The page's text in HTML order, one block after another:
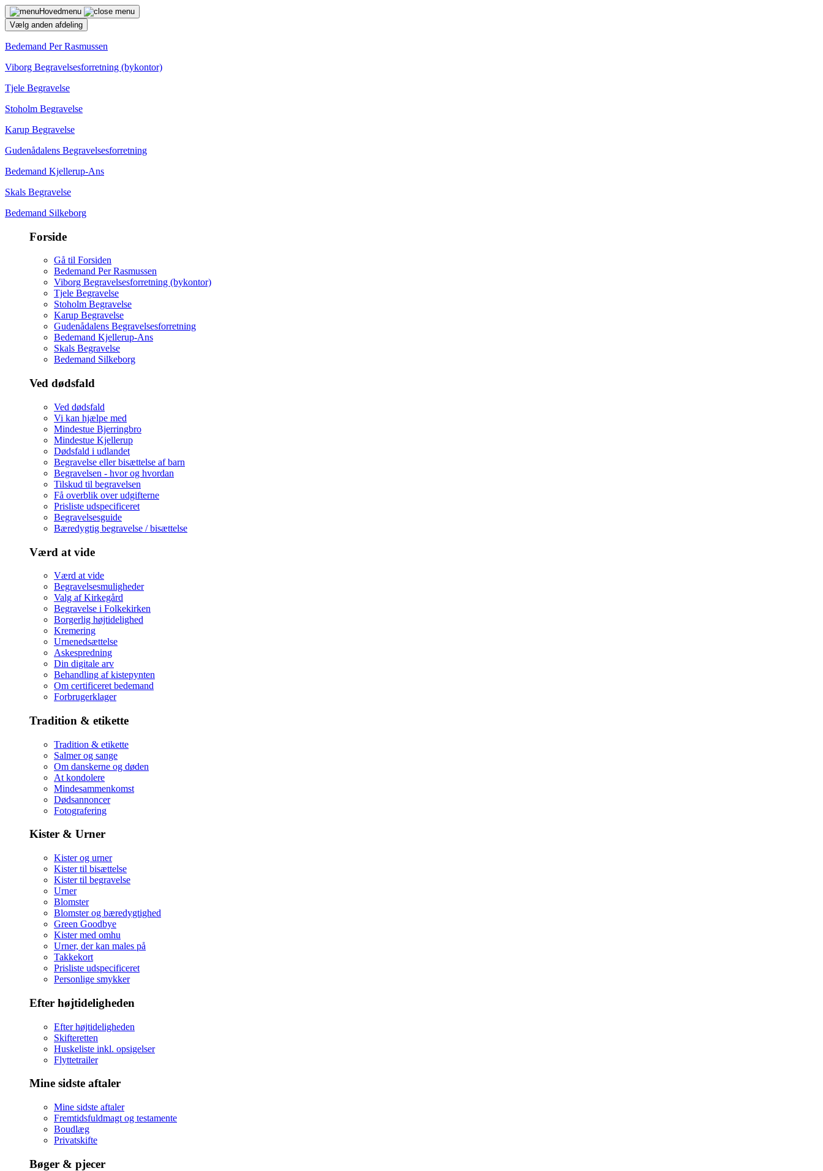
Hovedmenu
Vælg anden afdeling
Bedemand Per Rasmussen
Viborg Begravelsesforretning (bykontor)
Tjele Begravelse
Stoholm Begravelse
Karup Begravelse
Gudenådalens Begravelsesforretning
Bedemand Kjellerup-Ans
Skals Begravelse
Bedemand Silkeborg
Forside
Gå til Forsiden
Bedemand Per Rasmussen
Viborg Begravelsesforretning (bykontor)
Tjele Begravelse
Stoholm Begravelse
Karup Begravelse
Gudenådalens Begravelsesforretning
Bedemand Kjellerup-Ans
Skals Begravelse
Bedemand Silkeborg
Ved dødsfald
Ved dødsfald
Vi kan hjælpe med
Mindestue Bjerringbro
Mindestue Kjellerup
Dødsfald i udlandet
Begravelse eller bisættelse af barn
Begravelsen - hvor og hvordan
Tilskud til begravelsen
Få overblik over udgifterne
Prisliste udspecificeret
Begravelsesguide
Bæredygtig begravelse / bisættelse
Værd at vide
Værd at vide
Begravelsesmuligheder
Valg af Kirkegård
Begravelse i Folkekirken
Borgerlig højtidelighed
Kremering
Urnenedsættelse
Askespredning
Din digitale arv
Behandling af kistepynten
Om certificeret bedemand
Forbrugerklager
Tradition & etikette
Tradition & etikette
Salmer og sange
Om danskerne og døden
At kondolere
Mindesammenkomst
Dødsannoncer
Fotografering
Kister & Urner
Kister og urner
Kister til bisættelse
Kister til begravelse
Urner
Blomster
Blomster og bæredygtighed
Green Goodbye
Kister med omhu
Urner, der kan males på
Takkekort
Prisliste udspecificeret
Personlige smykker
Efter højtideligheden
Efter højtideligheden
Skifteretten
Huskeliste inkl. opsigelser
Flyttetrailer
Mine sidste aftaler
Mine sidste aftaler
Fremtidsfuldmagt og testamente
Boudlæg
Privatskifte
Bøger & pjecer